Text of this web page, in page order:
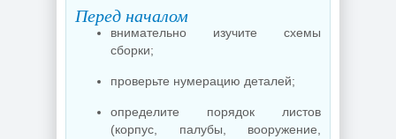
Перед началом
внимательно изучите схемы
сборки;
проверьте нумерацию деталей;
определите порядок листов
(корпус, палубы, вооружение,